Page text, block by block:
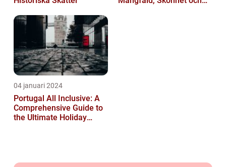
04 januari 2024
Portugal All Inclusive: A
Comprehensive Guide to
the Ultimate Holiday